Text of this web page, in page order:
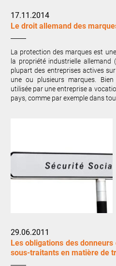
17.11.2014
Le droit allemand des
La protection des marques est
la propriété industrielle allemand
plupart des entreprises actives
une ou plusieurs marques.
utilisée par une entreprise a
pays, comme par exemple dans
29.06.2011
Les obligations des
sous-traitants en matière de